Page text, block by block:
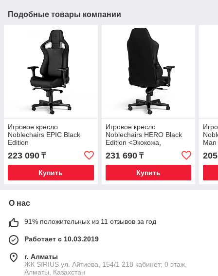
Подобные товары компании
Игровое кресло
Noblechairs EPIC Black
Edition
223 090 ₸
Купить
Игровое кресло
Noblechairs HERO Black
Edition <Экокожа,
подлокотник 4D, газлифт
4 (NBL-HRO-PU-BED)>
231 690₸
Купить
4D,
О нас
91% положительных из 11 отзывов за год
Работает с 10.03.2019
г. Алматы
​ЖК SIRIUS​ ул. Айтиева, 154/1​ 218 кабинет; 0 этаж,
Алматы, Казахстан